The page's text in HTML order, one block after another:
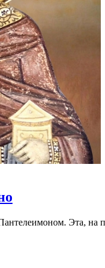
Эта, на